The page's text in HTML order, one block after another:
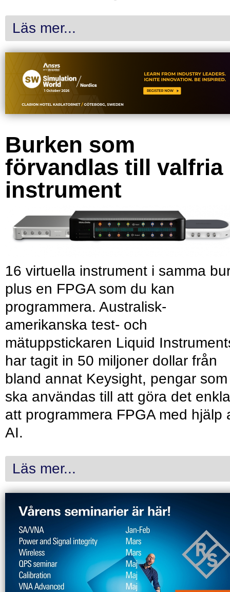
Läs mer...
Burken som
förvandlas till valfria
instrument
16 virtuella instrument i samma
plus en FPGA som du kan
programmera. Australisk-
amerikanska test- och
mätuppstickaren Liquid
har tagit in 50 miljoner dollar från
bland annat Keysight, pengar som
ska användas till att göra det
att programmera FPGA med hjälp
AI.
Läs mer...